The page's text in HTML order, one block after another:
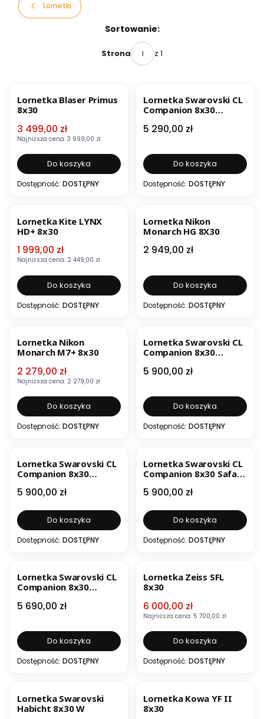
Lornetki
Sortowanie:
Strona z 1
Lornetka Blaser Primus
8x30
Cena promocyjna
3 499,00 zł
Najniższa cena: 3 999,00 zł
Do koszyka
Dostępność: DOSTĘPNY
Lornetka Swarovski CL
Companion 8x30
WN Wild Nature
Cena
5 290,00 zł
Do koszyka
Dostępność: DOSTĘPNY
Lornetka Kite LYNX
HD+ 8x30
Cena promocyjna
1 999,00 zł
Najniższa cena: 2 449,00 zł
Do koszyka
Dostępność: DOSTĘPNY
Lornetka Nikon
Monarch HG 8X30
Cena
2 949,00 zł
Do koszyka
Dostępność: DOSTĘPNY
Lornetka Nikon
Monarch M7+ 8x30
Cena promocyjna
2 279,00 zł
Najniższa cena: 2 279,00 zł
Do koszyka
Dostępność: DOSTĘPNY
Lornetka Swarovski CL
Companion 8x30
Cena
5 900,00 zł
Do koszyka
Dostępność: DOSTĘPNY
Lornetka Swarovski CL
Companion 8x30
Cena
5 900,00 zł
Do koszyka
Dostępność: DOSTĘPNY
Lornetka Swarovski CL
Companion 8x30 Safari
Cena
5 900,00 zł
Do koszyka
Dostępność: DOSTĘPNY
Lornetka Swarovski CL
Companion 8x30
Wild Nature
Cena
5 690,00 zł
Do koszyka
Dostępność: DOSTĘPNY
Lornetka Zeiss SFL
8x30
Cena promocyjna
6 000,00 zł
Najniższa cena: 5 700,00 zł
Do koszyka
Dostępność: DOSTĘPNY
Lornetka Swarovski
Habicht 8x30 W
Lornetka Kowa YF II
8x30